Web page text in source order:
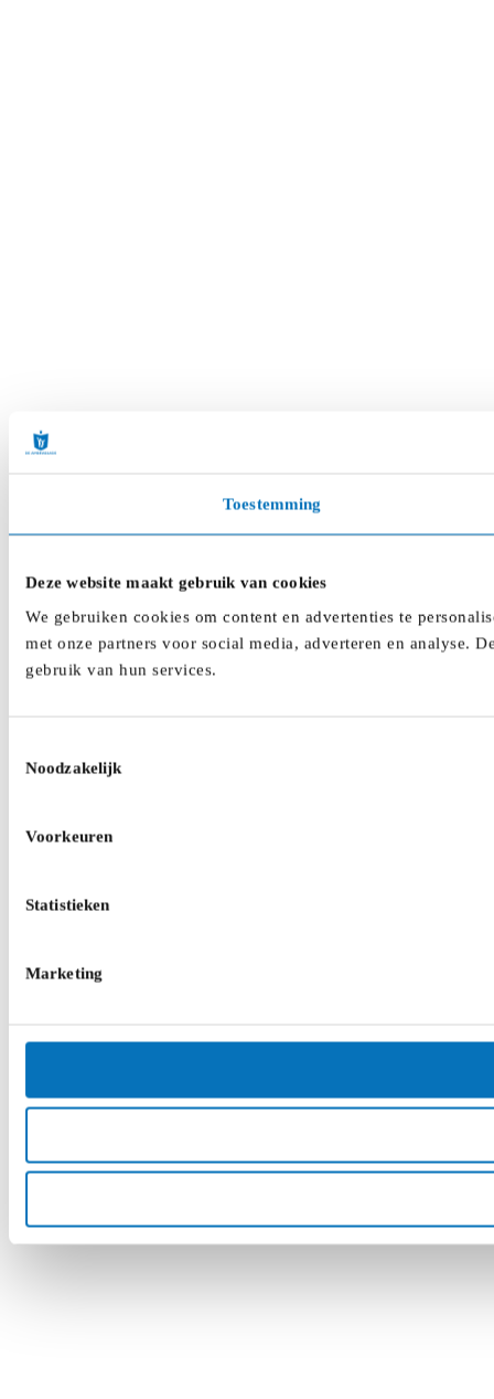
Toestemming
Deze website maakt gebruik van cookies
We gebruiken cookies om content en advertenties te
met onze partners voor social media, adverteren en analyse.
gebruik van hun services.
Noodzakelijk
Voorkeuren
Statistieken
Marketing